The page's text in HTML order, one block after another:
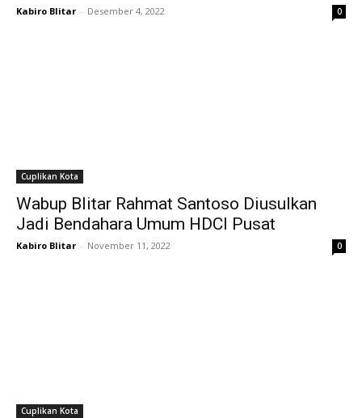
Kabiro Blitar - Desember 4, 2022 0
Cuplikan Kota
Wabup Blitar Rahmat Santoso Diusulkan
Jadi Bendahara Umum HDCI Pusat
Kabiro Blitar - November 11, 2022 0
Cuplikan Kota